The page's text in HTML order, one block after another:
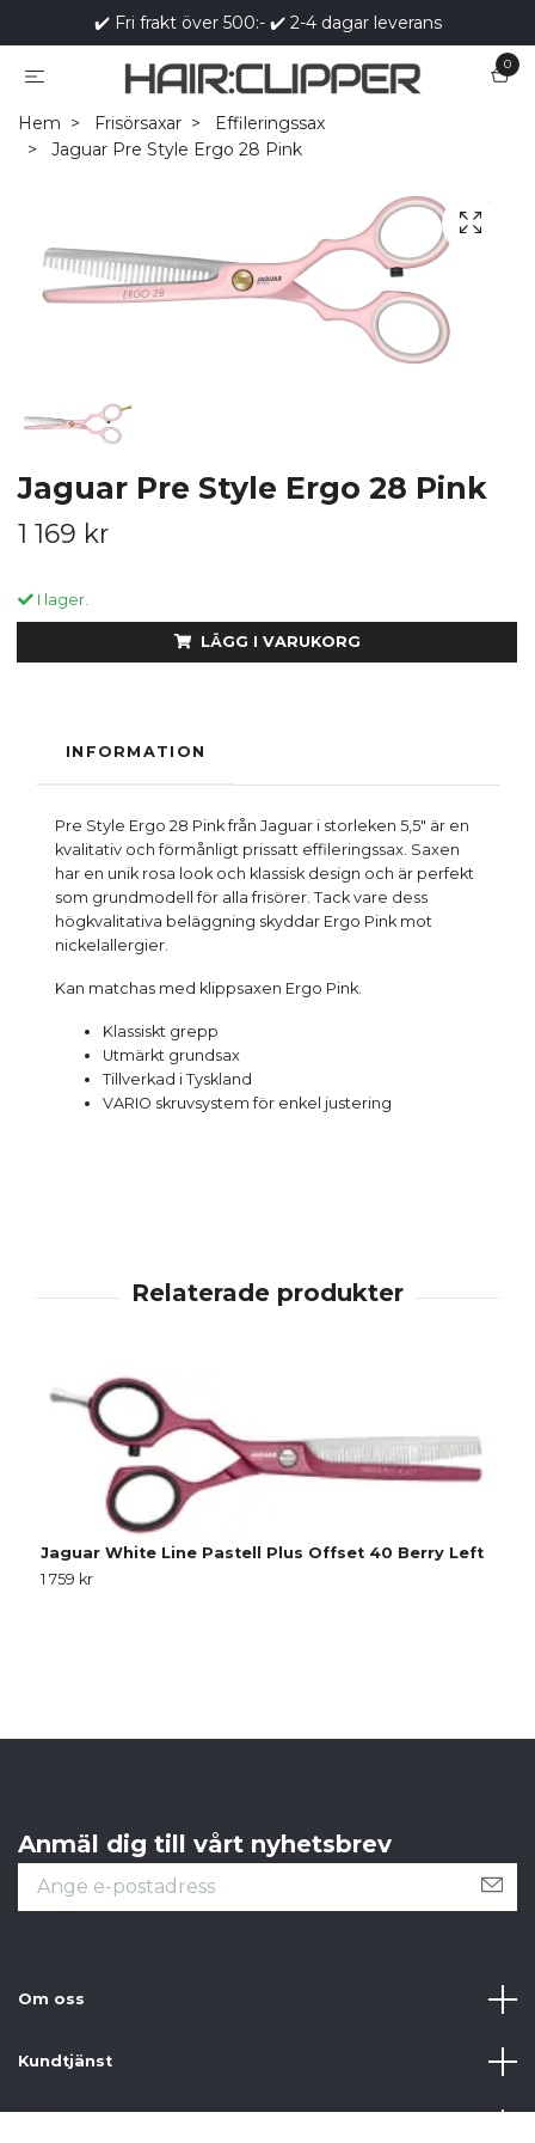
✔️ Fri frakt över 500:- ✔️ 2-4 dagar leverans
0
Hem Frisörsaxar
Effileringssax
Jaguar Pre Style Ergo 28 Pink
Jaguar Pre Style Ergo 28 Pink
1 169 kr
I lager.
LÄGG I VARUKORG
INFORMATION
Pre Style Ergo 28 Pink från Jaguar i storleken 5,5" är en
kvalitativ och förmånligt prissatt effileringssax. Saxen
har en unik rosa look och klassisk design och är perfekt
som grundmodell för alla frisörer. Tack vare dess
högkvalitativa beläggning skyddar Ergo Pink mot
nickelallergier.
Kan matchas med klippsaxen Ergo Pink
Klassiskt grepp
Utmärkt grundsax
Tillverkad i Tyskland
VARIO skruvsystem för enkel justering
Jaguar White Line Pastell Plus Offset 40 Berry Left
1 759 kr
Anmäl dig till vårt nyhetsbrev
Om oss
Kundtjänst